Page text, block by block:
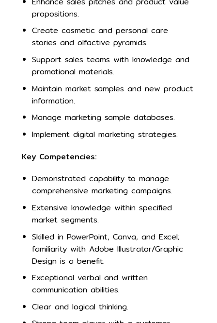
propositions.
Create cosmetic and personal care
stories and olfactive pyramids.
Support sales teams with knowledge and
promotional materials.
Maintain market samples and new product
information.
Manage marketing sample databases.
Implement digital marketing strategies.
Key Competencies:
Demonstrated capability to manage
comprehensive marketing campaigns.
Extensive knowledge within specified
market segments.
Skilled in PowerPoint, Canva, and Excel;
familiarity with Adobe Illustrator/Graphic
Design is a benefit.
Exceptional verbal and written
communication abilities.
Clear and logical thinking.